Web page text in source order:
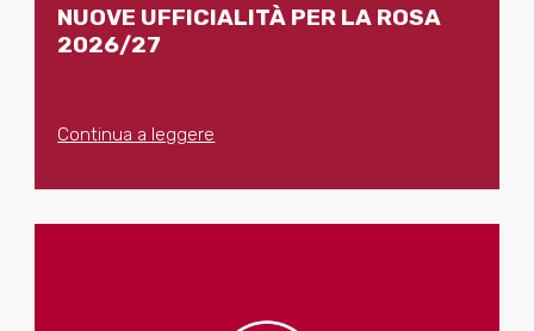
NUOVE UFFICIALITÀ PER LA ROSA
2026/27
Continua a leggere